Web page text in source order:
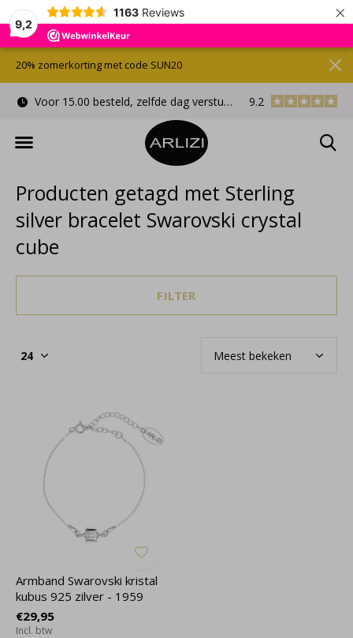
9,2
1163 Reviews ×
Voor 15.00 besteld, zelfde dag verstuurd Gratis
9.2
20% zomerkorting met code SUN20
Producten getagd met Sterling
silver bracelet Swarovski crystal
cube
FILTER
Armband Swarovski kristal
kubus 925 zilver - 1959
€29,95
Incl. btw